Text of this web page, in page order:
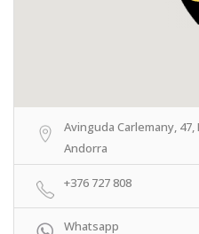
Avinguda Carlemany,
Andorra
+376 727 808
Whatsapp